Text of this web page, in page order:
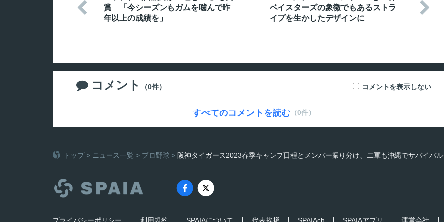

賞 「今シーズンもガムを噛んで昨
年以上の成績を」
ベイスターズの象徴でもあるストラ
イプを生かしたデザインに

 コメント （0件） コメントを表示しない
すべてのコメントを読む （0件）
トップ> ニュース一覧 > プロ野球 > 阪神タイガース2023春季キャンプ日程とメンバー振り分け、二軍も沖縄でサバイバ
プライバシーポリシー 利用規約 SPAIAについて 代表挨拶 SPAIAch SPAIAアプリ 運営会社